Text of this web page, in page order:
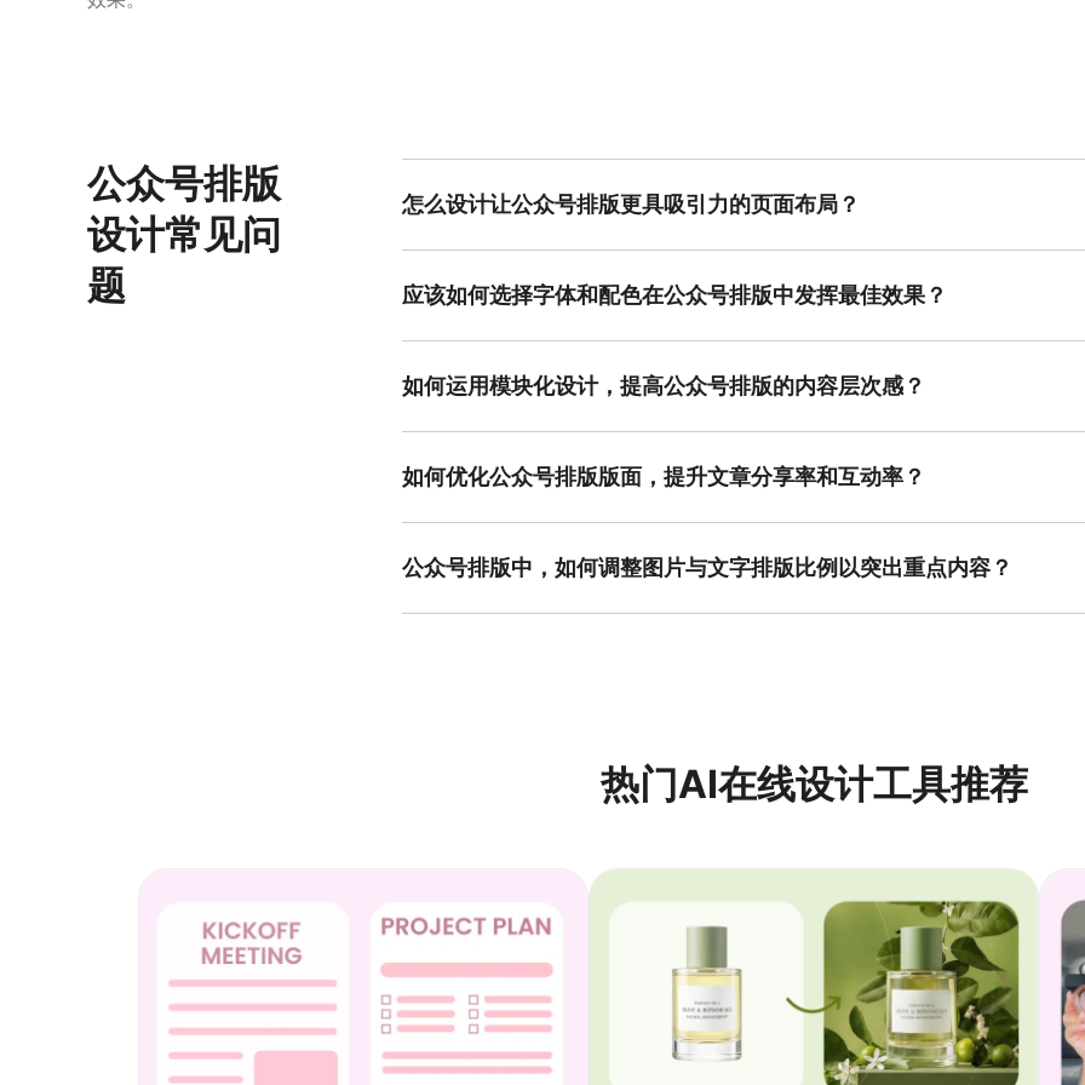
公众号排版
设计常见问
题
怎么设计让公众号排版更具吸引力的页面布局？
柔和颜色。美图设计室提供多样化排版模板和素材供参考，可以快速找到适合您的设计风格
应该如何选择字体和配色在公众号排版中发挥最佳效果？
乱。美图设计室内专业模板已预设字体和配色搭配，能直接快速应用，大大减小设计时间。
如何运用模块化设计，提高公众号排版的内容层次感？
板，可轻松创建清晰、层次感强的模块化页面排版。
如何优化公众号排版版面，提升文章分享率和互动率？
美图设计室提供简洁实用的版面设计支持，方便快速完成吸引力强的公众号排版。
公众号排版中，如何调整图片与文字排版比例以突出重点内容？
热门AI在线设计工具推荐